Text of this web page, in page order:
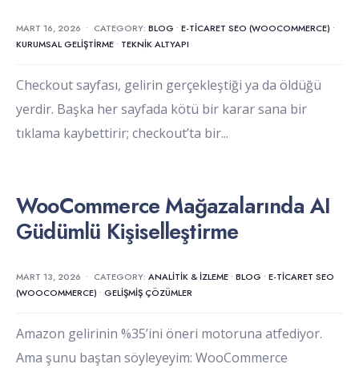
MART 16, 2026 • CATEGORY: BLOG • E-TICARET SEO (WOOCOMMERCE) •
KURUMSAL GELIŞTIRME • TEKNIK ALTYAPI
Checkout sayfası, gelirin gerçekleştiği ya da öldüğü
yerdir. Başka her sayfada kötü bir karar sana bir
tıklama kaybettirir; checkout’ta bir...
WooCommerce Mağazalarında AI
Güdümlü Kişiselleştirme
MART 13, 2026 • CATEGORY: ANALITIK & İZLEME • BLOG • E-TICARET SEO
(WOOCOMMERCE) • GELIŞMIŞ ÇÖZÜMLER
Amazon gelirinin %35’ini öneri motoruna atfediyor.
Ama şunu baştan söyleyeyim: WooCommerce